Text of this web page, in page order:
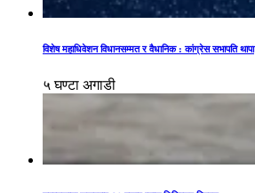
विशेष महाधिवेशन विधानसम्मत र वैधानिक : कांग्रेस सभापति थापा
५ घण्टा अगाडी